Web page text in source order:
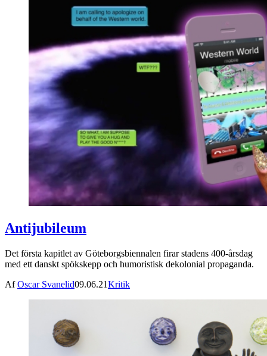
Antijubileum
Det första kapitlet av Göteborgsbiennalen firar stadens 400-årsdag
med ett danskt spökskepp och humoristisk dekolonial propaganda.
AfOscar Svanelid09.06.21Kritik